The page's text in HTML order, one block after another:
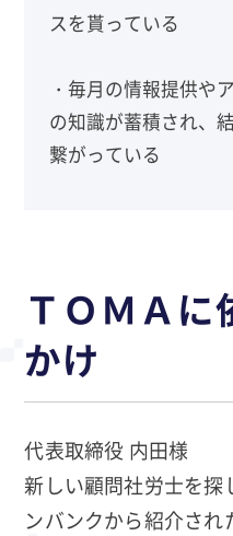
スを貰っている
・毎月の情報提供や
の知識が蓄積され、
繋がっている
ＴＯＭＡに
かけ
代表取締役 内田様
新しい顧問社労士を
ンバンクから紹介さ